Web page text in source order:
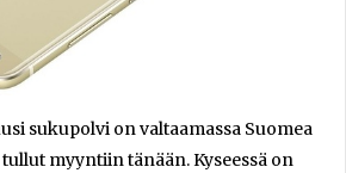
sukupolvi on valtaamassa Suomea
myyntiin tänään. Kyseessä on